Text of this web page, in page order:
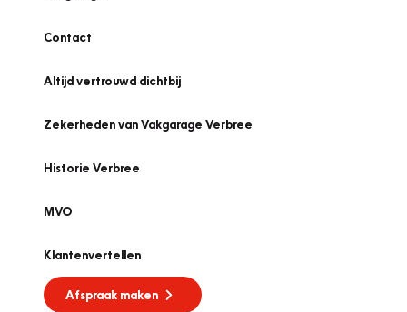
Contact
Altijd vertrouwd dichtbij
Zekerheden van Vakgarage Verbree
Historie Verbree
MVO
Klantenvertellen
Afspraak maken